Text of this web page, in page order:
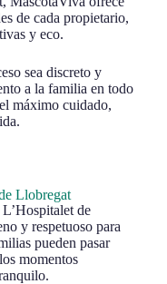
de cada propietario,
y eco.
sea discreto y
a la familia en todo
máximo cuidado,
Llobregat
de
y respetuoso para
pueden pasar
momentos